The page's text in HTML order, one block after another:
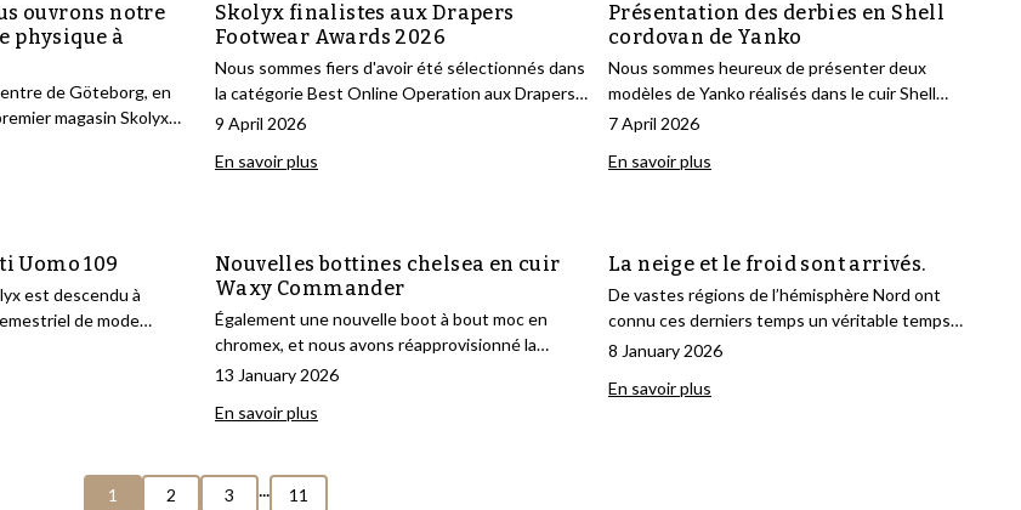
ouvrons notre
physique à
de Göteborg, en
magasin Skolyx
Skolyx finalistes aux Drapers
Footwear Awards 2026
Nous sommes fiers d'avoir été sélectionnés dans
la catégorie Best Online Operation aux Drapers
Footwear Awards 2026, l'une des récompenses
de la chaussure.
9 April 2026
En savoir plus
Présentation des derbies en Shell
cordovan de Yanko
Nous sommes heureux de présenter deux
modèles de Yanko réalisés dans le cuir Shell
cordovan exclusif et apprécié.
7 April 2026
En savoir plus
Uomo 109
est descendu à
de mode
de rencontrer certains
les produits à venir.
événements du soir.
de cette semaine.
Nouvelles bottines chelsea en cuir
Waxy Commander
Également une nouvelle boot à bout moc en
chromex, et nous avons réapprovisionné la
plupart de nos autres boots robustes de Yanko.
13 January 2026
En savoir plus
La neige et le froid sont arrivés.
De vastes régions de l’hémisphère Nord ont
connu ces derniers temps un véritable temps
hivernal, avec de la neige et de la glace
Suédois, savons comment gérer ce genre de
8 January 2026
En savoir plus
1 2 3 ... 11